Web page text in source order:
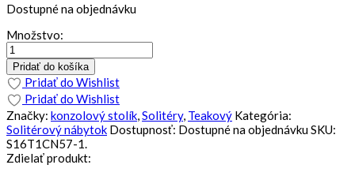
Dostupné na objednávku
Množstvo:
Pridať do košíka
Pridať do Wishlist
Pridať do Wishlist
Značky: konzolový stolík,Solitéry, Teakový Kategória:
Solitérový nábytok Dostupnosť: Dostupné na objednávkuSKU:
S16T1CN57-1.
Zdielať produkt: